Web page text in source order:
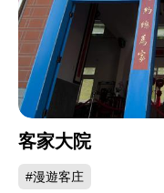
客家大院
#漫遊客庄